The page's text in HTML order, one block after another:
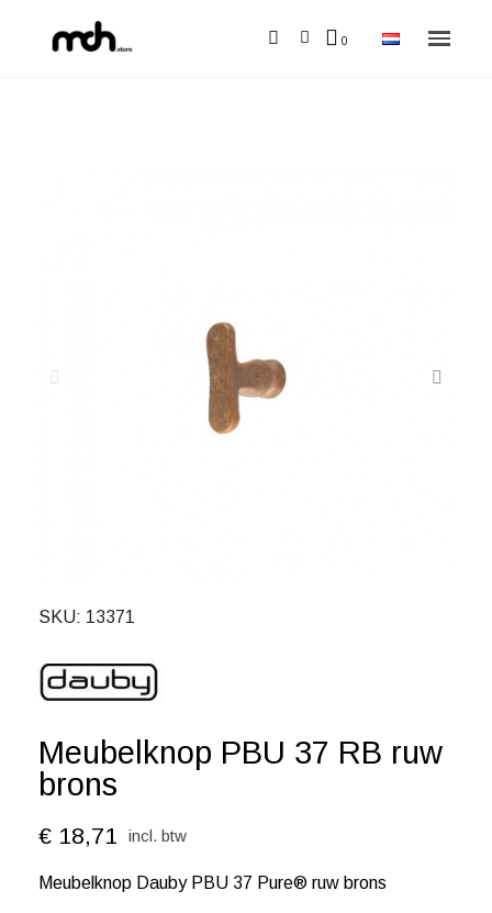
SKU 13371
Meubelknop PBU 37 RB ruw
brons
€ 18,71 incl. btw
Meubelknop Dauby PBU 37 Pure® ruw brons